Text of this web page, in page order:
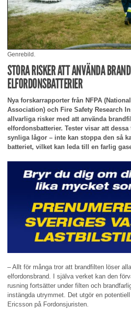
Genrebild.
STORA RISKER ATT ANVÄNDA
ELFORDONSBATTERIER
Nya forskarrapporter från NFPA
Association) och Fire Safety Research
allvarliga risker med att använda
elfordonsbatterier. Tester visar att
synliga lågor – inte kan stoppa den så
batteriet, vilket kan leda till en farlig
– Allt för många tror att brandfilten löser
elfordonsbrand. I själva verket kan den
rusning fortsätter under filten och
instängda utrymmet. Det utgör en
Ericsson på Fordonsjuristen.